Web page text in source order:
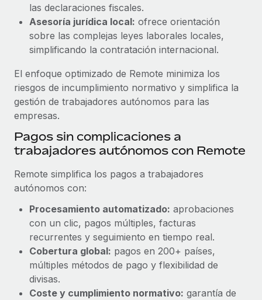
Pento se convierte en un empleador equitativo
con Remote
Gestionar las nóminas internamente es complicado. Tardas
semanas en hacerlo manualmente y, al mes...
Más información
las declaraciones fiscales.
Asesoría jurídica local: ofrece orientación
sobre las complejas leyes laborales locales,
simplificando la contratación internacional.
El enfoque optimizado de Remote minimiza los
riesgos de incumplimiento normativo y simplifica la
gestión de trabajadores autónomos para las
empresas.
Pagos sin complicaciones a
trabajadores autónomos con Remote
Remote simplifica los pagos a trabajadores
autónomos con:
Procesamiento automatizado: aprobaciones
con un clic, pagos múltiples, facturas
recurrentes y seguimiento en tiempo real.
Cobertura global: pagos en 200+ países,
múltiples métodos de pago y flexibilidad de
divisas.
Coste y cumplimiento normativo: garantía de